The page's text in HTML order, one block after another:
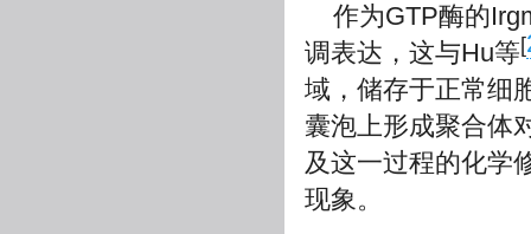
作为GTP酶的
调表达，这与Hu等[
域，储存于正常细
囊泡上形成聚合体
及这一过程的化学
现象。